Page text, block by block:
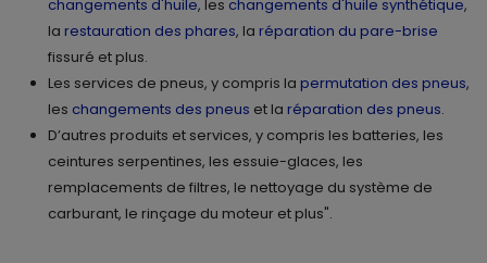
changements d'huile, les changements d'huile synthétique,
la restauration des phares, la réparation du pare-brise
fissuré et plus.
Les services de pneus, y compris la permutation des pneus,
les changements des pneus et la réparation des pneus.
D’autres produits et services, y compris les batteries, les
ceintures serpentines, les essuie-glaces, les
remplacements de filtres, le nettoyage du système de
carburant, le rinçage du moteur et plus".